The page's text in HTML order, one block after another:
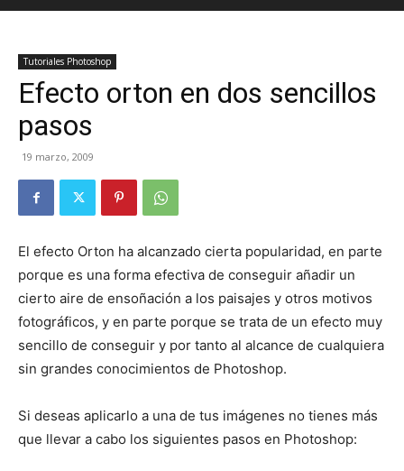
Tutoriales Photoshop
Efecto orton en dos sencillos
pasos
19 marzo, 2009
El efecto Orton ha alcanzado cierta popularidad, en parte
porque es una forma efectiva de conseguir añadir un
cierto aire de ensoñación a los paisajes y otros motivos
fotográficos, y en parte porque se trata de un efecto muy
sencillo de conseguir y por tanto al alcance de cualquiera
sin grandes conocimientos de Photoshop.
Si deseas aplicarlo a una de tus imágenes no tienes más
que llevar a cabo los siguientes pasos en Photoshop: